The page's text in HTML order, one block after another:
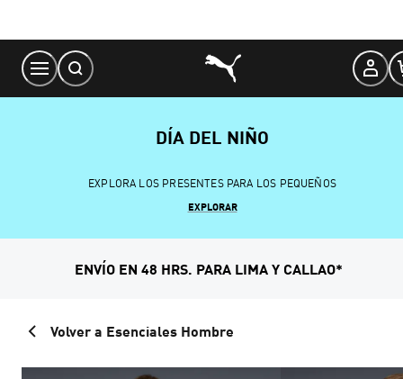
Content
DÍA DEL NIÑO
EXPLORA LOS PRESENTES PARA LOS PEQUEÑOS
EXPLORAR
ENVÍO EN 48 HRS. PARA LIMA Y CALLAO*
Volver a Esenciales Hombre